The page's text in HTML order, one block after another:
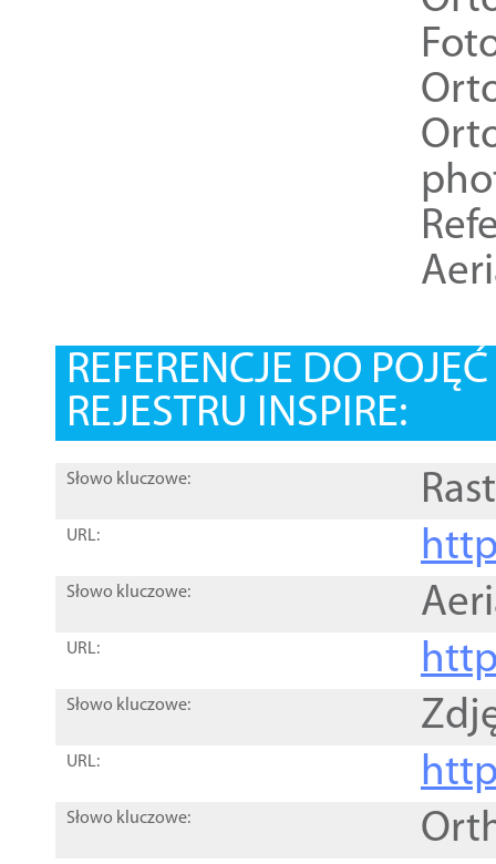
REFERENCJE DO
REJESTRU INSPIRE:
Słowo kluczowe:
URL:
Słowo kluczowe:
URL:
Słowo kluczowe:
URL:
Słowo kluczowe: